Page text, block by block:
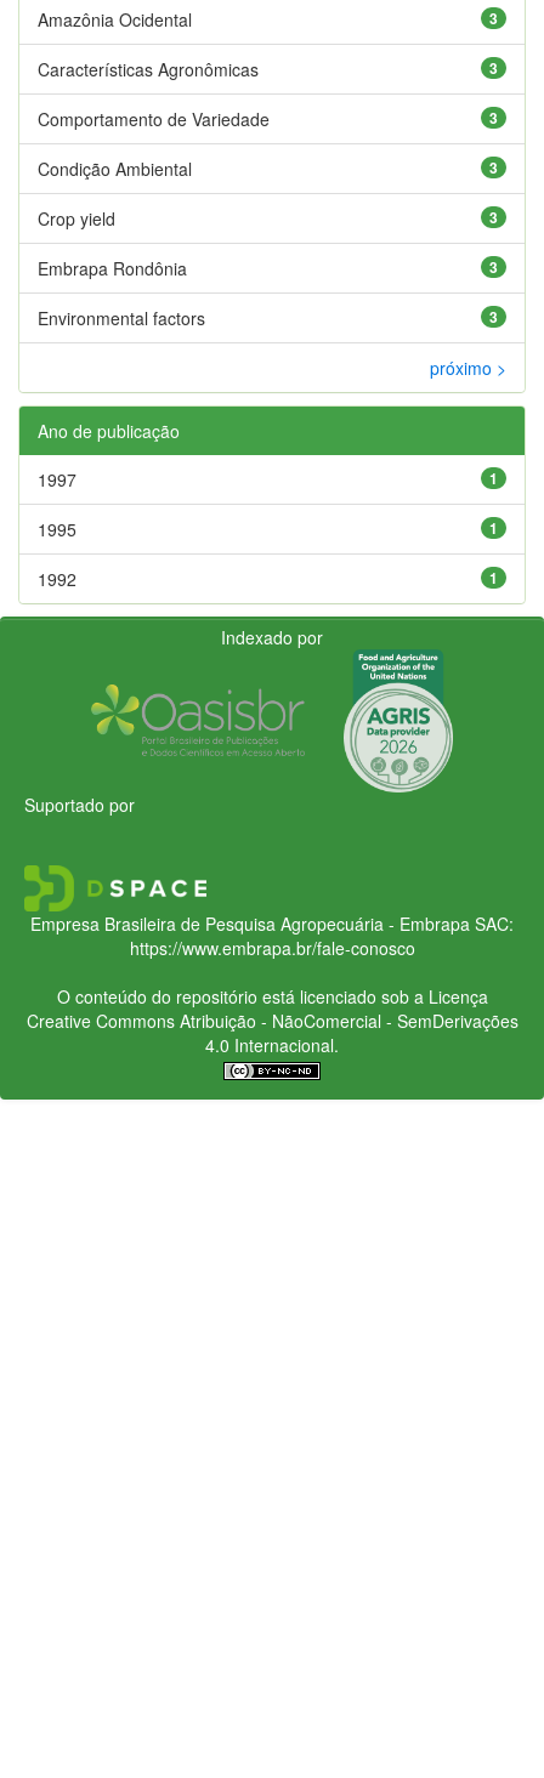
3
Amazônia Ocidental
3
Características Agronômicas
3
Comportamento de Variedade
3
Condição Ambiental
3
Crop yield
3
Embrapa Rondônia
3
Environmental factors
próximo >
Ano de publicação
1
1997
1
1995
1
1992
Indexado por
Suportado por
Empresa Brasileira de Pesquisa Agropecuária - Embrapa SAC:
https://www.embrapa.br/fale-conosco
O conteúdo do repositório está licenciado sob a Licença
Creative CommonsAtribuição - NãoComercial - SemDerivações
4.0 Internacional.